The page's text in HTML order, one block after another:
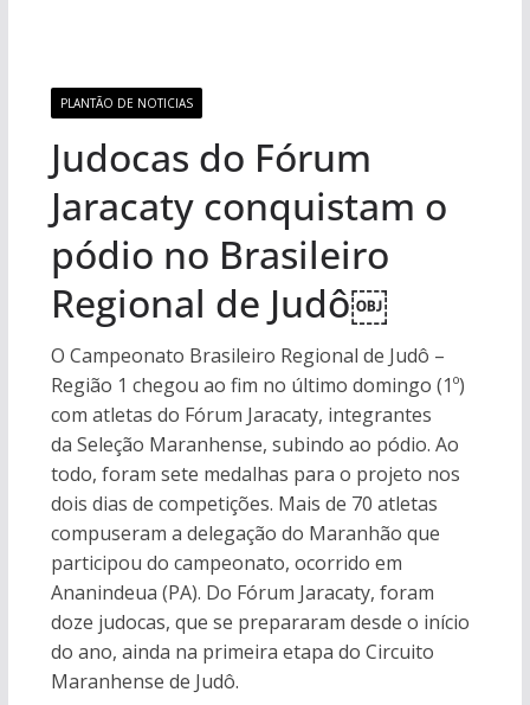
PLANTÃO DE NOTICIAS
Judocas do Fórum
Jaracaty conquistam o
pódio no Brasileiro
Regional de Judô￼
O Campeonato Brasileiro Regional de Judô –
Região 1 chegou ao fim no último domingo (1º)
com atletas do Fórum Jaracaty, integrantes
da Seleção Maranhense, subindo ao pódio. Ao
todo, foram sete medalhas para o projeto nos
dois dias de competições. Mais de 70 atletas
compuseram a delegação do Maranhão que
participou do campeonato, ocorrido em
Ananindeua (PA). Do Fórum Jaracaty, foram
doze judocas, que se prepararam desde o início
do ano, ainda na primeira etapa do Circuito
Maranhense de Judô.